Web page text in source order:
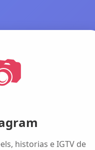
historias e IGTV de